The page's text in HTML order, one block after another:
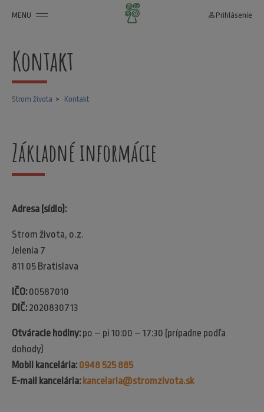
MENU person_outline Prihlásenie
Kontakt
Strom života Kontakt
Základné informácie
Adresa (sídlo):
Strom života, o.z.
Jelenia 7
811 05 Bratislava
IČO:00587010
DIČ:2020830713
Otváracie hodiny:po – pi 10:00 – 17:30 (prípadne podľa
dohody)
Mobil kancelária:0948 525 885
E-mail kancelária:kancelaria@stromzivota.sk